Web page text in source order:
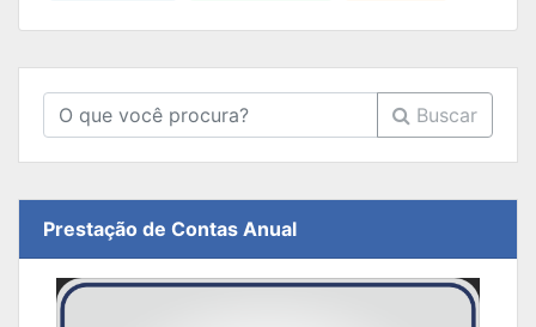
Buscar
Prestação de Contas Anual